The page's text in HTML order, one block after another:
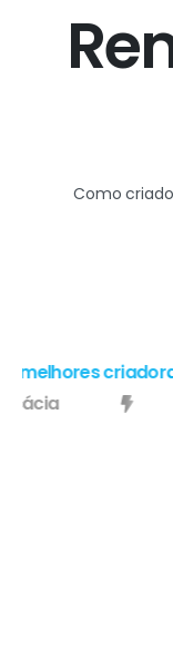
Re
Como
criadoras
eficácia